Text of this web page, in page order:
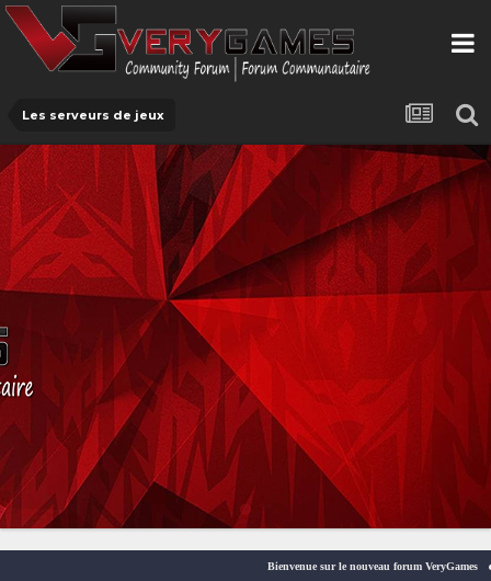
Les serveurs de jeux
Bienvenue sur le nouveau forum VeryGames